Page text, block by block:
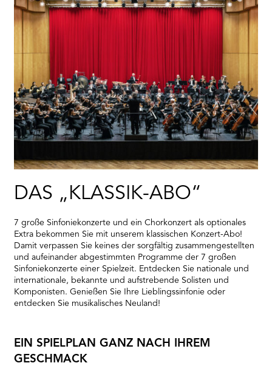
DAS „KLASSIK-ABO“
7 große Sinfoniekonzerte und ein Chorkonzert als optionales
Extra bekommen Sie mit unserem klassischen Konzert-Abo!
Damit verpassen Sie keines der sorgfältig zusammengestellten
und aufeinander abgestimmten Programme der 7 großen
Sinfoniekonzerte einer Spielzeit. Entdecken Sie nationale und
internationale, bekannte und aufstrebende Solisten und
Komponisten. Genießen Sie Ihre Lieblingssinfonie oder
entdecken Sie musikalisches Neuland!
EIN SPIELPLAN GANZ NACH IHREM
GESCHMACK